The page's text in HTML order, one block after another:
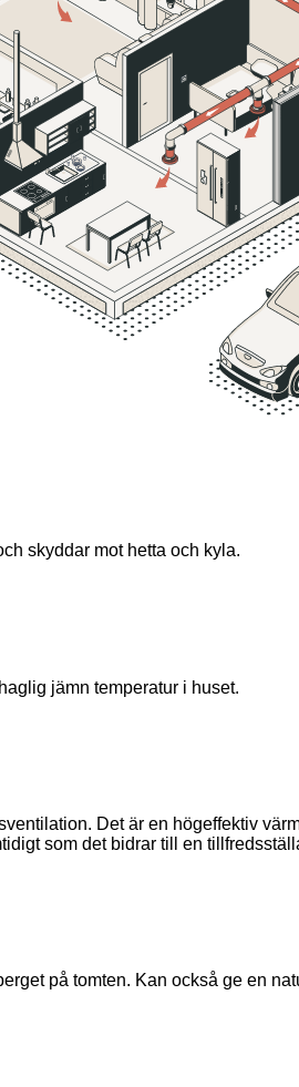
skyddar mot hetta och kyla.
jämn temperatur i huset.
Det är en högeffektiv
som det bidrar till en
på tomten. Kan också ge en